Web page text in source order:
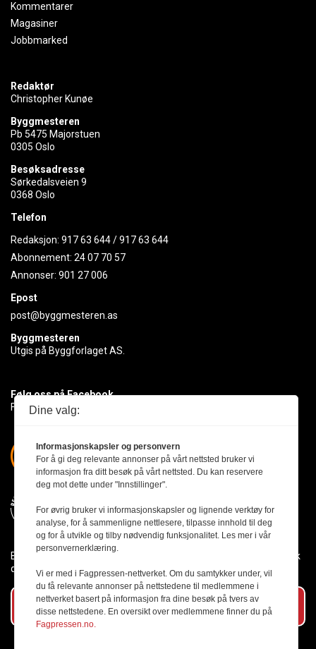
Kommentarer
Magasiner
Jobbmarked
Redaktør
Christopher Kunøe
Byggmesteren
Pb 5475 Majorstuen
0305 Oslo
Besøksadresse
Sørkedalsveien 9
0368 Oslo
Telefon
Redaksjon: 917 63 644/917 63 644
Abonnement: 24 07 70 57
Annonser: 901 27 006
Epost
post@byggmesteren.as
Byggmesteren
Utgis på Byggforlaget AS.
Følg oss på Facebook
Få med deg det siste innen byggebransjen
Byggmesteren følger Vær Varsom-plakaten og presseetikken slik
den er nedfelt i Redaktørplakaten.
Abonner på vårt nyhetsbrev
Dine valg:
Informasjonskapsler og personvern
For å gi deg relevante annonser på vårt nettsted bruker vi
informasjon fra ditt besøk på vårt nettsted. Du kan reservere
deg mot dette under "Innstillinger".
For øvrig bruker vi informasjonskapsler og lignende verktøy for
analyse, for å sammenligne nettlesere, tilpasse innhold til deg
og for å utvikle og tilby nødvendig funksjonalitet. Les mer i vår
personvernerklæring.
Vi er med i Fagpressen-nettverket. Om du samtykker under, vil
du få relevante annonser på nettstedene til medlemmene i
nettverket basert på informasjon fra dine besøk på tvers av
disse nettstedene. En oversikt over medlemmene finner du på
Fagpressen.no.